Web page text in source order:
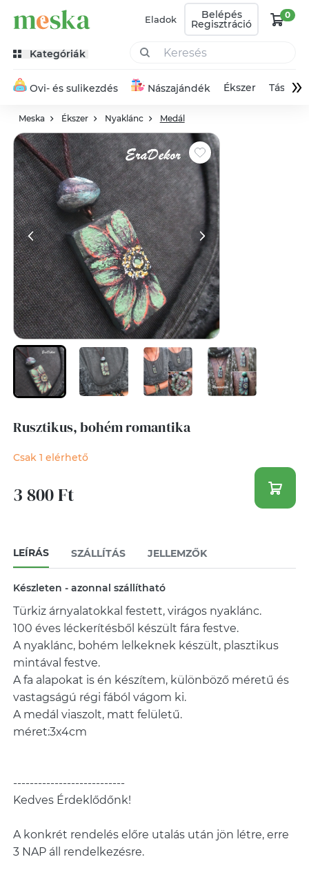
Eladok Belépés
Regisztráció
0
Kategóriák
Ovi- és sulikezdés Nászajándék Ékszer Táska»
Meska Ékszer Nyaklánc Medál
Rusztikus, bohém romantika
Csak 1 elérhető
3 800 Ft
LEÍRÁS SZÁLLÍTÁS JELLEMZŐK
Készleten - azonnal szállítható
Türkiz árnyalatokkal festett, virágos nyaklánc.
100 éves léckerítésből készült fára festve.
A nyaklánc, bohém lelkeknek készült, plasztikus
mintával festve.
A fa alapokat is én készítem, különböző méretű és
vastagságú régi fából vágom ki.
A medál viaszolt, matt felületű.
méret:3x4cm
---------------------------
Kedves Érdeklődőnk!
A konkrét rendelés előre utalás után jön létre, erre
3 NAP áll rendelkezésre.